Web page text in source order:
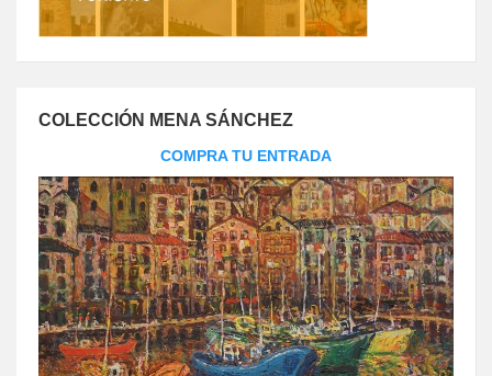
COLECCIÓN MENA SÁNCHEZ
COMPRA TU ENTRADA